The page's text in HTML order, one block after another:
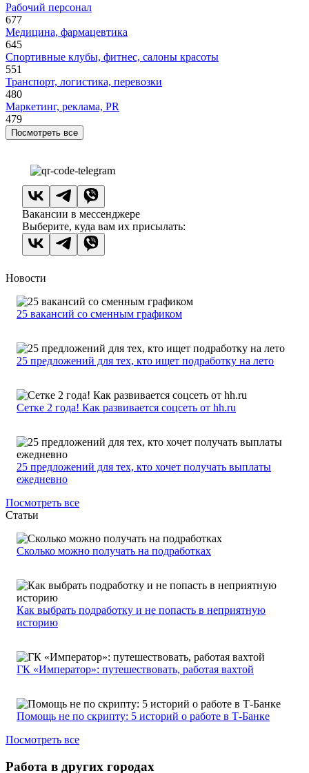
Рабочий персонал
677
Медицина, фармацевтика
645
Спортивные клубы, фитнес, салоны красоты
551
Транспорт, логистика, перевозки
480
Маркетинг, реклама, PR
479
Посмотреть все
Вакансии в мессенджере
Выберите, куда вам их присылать:
Новости
25 вакансий со сменным графиком
25 предложений для тех, кто ищет подработку на лето
Сетке 2 года! Как развивается соцсеть от hh.ru
25 предложений для тех, кто хочет получать выплаты
ежедневно
Посмотреть все
Статьи
Сколько можно получать на подработках
Как выбрать подработку и не попасть в неприятную
историю
ГК «Император»: путешествовать, работая вахтой
Помощь не по скрипту: 5 историй о работе в Т-Банке
Посмотреть все
Работа в других городах